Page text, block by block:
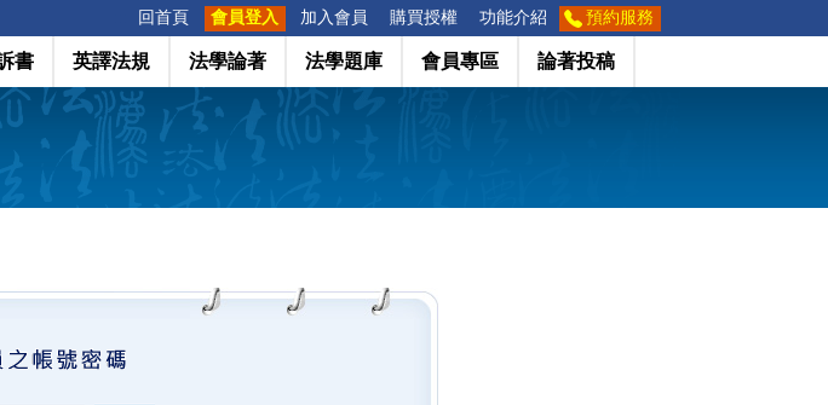
回首頁 會員登入 加入會員 購買授權 功能介紹 預約服務
書 英譯法規 法學論著 法學題庫 會員專區 論著投稿